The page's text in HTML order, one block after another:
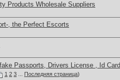
Products Wholesale Suppliers
, the Perfect Escorts
Passports, Drivers License , Id
1 2 3 Последняя страница)